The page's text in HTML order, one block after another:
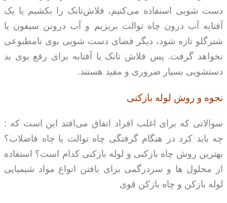
دست شویی استفاده می‌کنیم، فلاش‌تانک را بکشیم یا یک
آفتابه آب درون چاه توالت بریزیم و آب درونن سيفون یا
شترگلو تازه شود، ديگر فضای دست شویی بوی نامطبوعی
نخواهد گرفت. پس فلاش تانک یا آفتابه برای رفع بوی بد
دستشویی بسیار ضروری و مفید هستند.
نحوه و روش لوله بازکنی
سوالاتی که برای اغلب افراد اتفاق می‌افتد این است که :
چه باید کرد در هنگام گرفتگی چاه توالت یا چاه فاضلاب؟
بهترین روش چاه بازکنی و لوله بازکنی کدام است؟ استفاده
از محلول ها و سردرگمی برای یافتن انواع مواد شیمیایی
لوله بازکن و چاه بازکن قوی